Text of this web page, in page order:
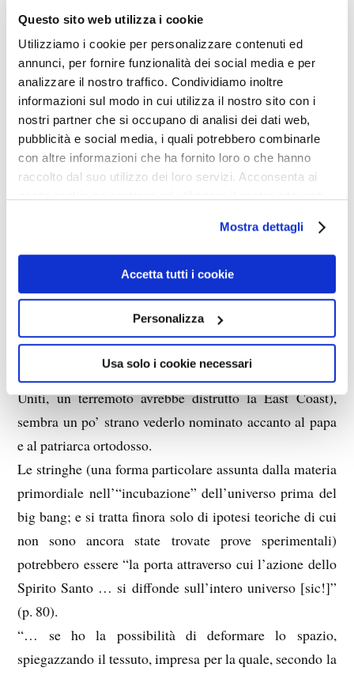
Questo sito web utilizza i cookie
Utilizziamo i cookie per personalizzare contenuti ed
annunci, per fornire funzionalità dei social media e per
analizzare il nostro traffico. Condividiamo inoltre
informazioni sul modo in cui utilizza il nostro sito con i
nostri partner che si occupano di analisi dei dati web,
pubblicità e social media, i quali potrebbero combinarle
con altre informazioni che ha fornito loro o che hanno
raccolto dal suo utilizzo dei loro servizi. Acconsenta ai
Mostra dettagli
Accetta tutti i cookie
Personalizza
Usa solo i cookie necessari
indebolendo l’intera natura, a partire dall’acqua. Dai
fossili precedenti al diluvio universale si evince che
flora e fauna erano consistentemente più grandi e
rigogliose, fino a dieci volte le dimensioni attuali [sic!].
Inoltre anche la pressione atmosferica si è andata
attenuando a seguito di quei super-cataclismi (il
diametro della terra aumentò leggermente e la pressione
atmosferica di conseguenza diminuì) rendendoci meno
Apprendiamo poi della “… somma sapienza e santità di
tre capi cristiani come Joseph Ratzinger, Benny Hinn e
Bartolomeo Primo… [sic!]” (p. 72). Considerando che
Benny Hinn è un discusso predicatore pentecostale,
divorziato, autore di profezie sballate (Dio avrebbe
distrutto gli omosessuali nel 1995, morte di Fidel
Castro, elezione della prima donna presidente degli Stati
Uniti, un terremoto avrebbe distrutto la East Coast),
sembra un po’ strano vederlo nominato accanto al papa
e al patriarca ortodosso.
Le stringhe (una forma particolare assunta dalla materia
primordiale nell’“incubazione” dell’universo prima del
big bang; e si tratta finora solo di ipotesi teoriche di cui
non sono ancora state trovate prove sperimentali)
potrebbero essere “la porta attraverso cui l’azione dello
Spirito Santo … si diffonde sull’intero universo [sic!]”
(p. 80).
“… se ho la possibilità di deformare lo spazio,
spiegazzando il tessuto, impresa per la quale, secondo la